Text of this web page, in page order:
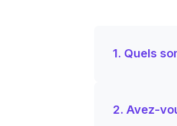
1. Quels
2. Avez-